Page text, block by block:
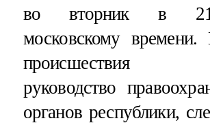
во вторник в
московскому
происшествия
руководство
органов республики,